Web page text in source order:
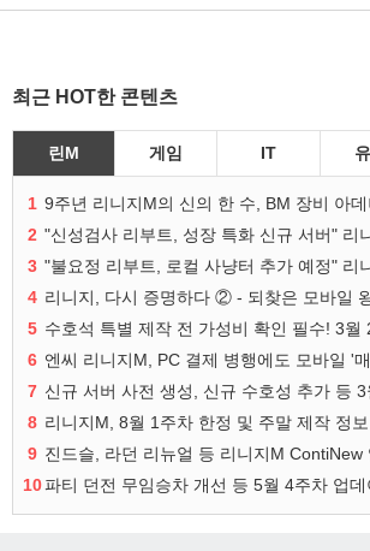
최근 HOT한 콘텐츠
린M 게임 IT
1 9주년 리니지M의 신의 한 수, BM 장비 아
2
3
4 리니지, 다시 증명하다 ② - 되찾은 모바일
5
6 엔씨 리니지M, PC 결제 병행에도 모바일 '
7
8 리니지M, 8월 1주차 한정 및 주말 제작 정보
9 진드슬, 라던 리뉴얼 등 리니지M ContiNew
10파티 던전 무임승차 개선 등 5월 4주차 업데